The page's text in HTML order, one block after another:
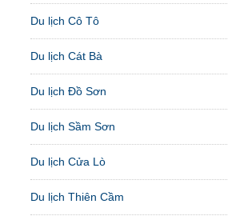
Du lịch Cô Tô
Du lịch Cát Bà
Du lịch Đồ Sơn
Du lịch Sầm Sơn
Du lịch Cửa Lò
Du lịch Thiên Cầm